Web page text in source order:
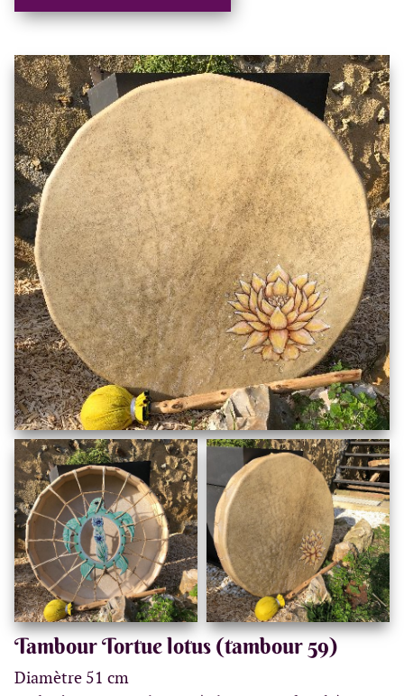
Tambour Tortue lotus (tambour 59)
Diamètre 51 cm